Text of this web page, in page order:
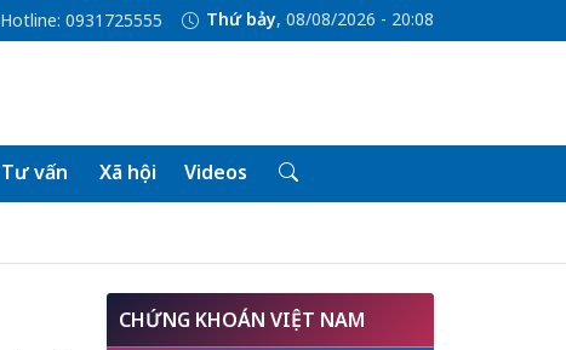
Hotline: 0931725555 Thứ bảy, 08/08/2026 - 20:08
Tư vấn Xã hội Videos
CHỨNG KHOÁN VIỆT NAM